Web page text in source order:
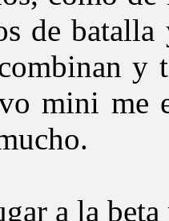
de batalla
y
mini me
a la